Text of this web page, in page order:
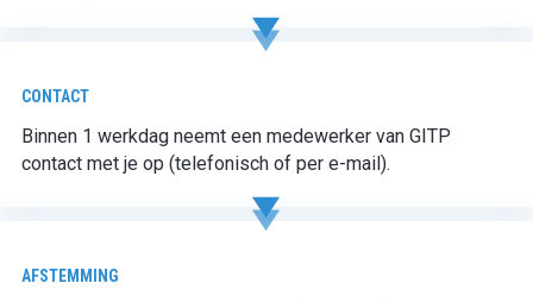
CONTACT
Binnen 1 werkdag neemt een medewerker van GITP
contact met je op (telefonisch of per e-mail).
AFSTEMMING